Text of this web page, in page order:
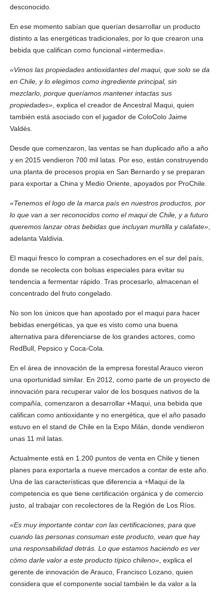
desconocido.
En ese momento sabían que querían desarrollar un producto
distinto a las energéticas tradicionales, por lo que crearon una
bebida que califican como funcional «intermedia».
«Vimos las propiedades antioxidantes del maqui, que solo se da
en Chile, y lo elegimos como ingrediente principal, sin
mezclarlo, porque queríamos mantener intactas sus
propiedades» , explica el creador de Ancestral Maqui, quien
también está asociado con el jugador de ColoColo Jaime
Valdés.
Desde que comenzaron, las ventas se han duplicado año a año
y en 2015 vendieron 700 mil latas. Por eso, están construyendo
una planta de procesos propia en San Bernardo y se preparan
para exportar a China y Medio Oriente, apoyados por ProChile.
«Tenemos el logo de la marca país en nuestros productos, por
lo que van a ser reconocidos como el maqui de Chile, y a futuro
queremos lanzar otras bebidas que incluyan murtilla y calafate»
adelanta Valdivia.
El maqui fresco lo compran a cosechadores en el sur del país,
donde se recolecta con bolsas especiales para evitar su
tendencia a fermentar rápido. Tras procesarlo, almacenan el
concentrado del fruto congelado.
No son los únicos que han apostado por el maqui para hacer
bebidas energéticas, ya que es visto como una buena
alternativa para diferenciarse de los grandes actores, como
RedBull, Pepsico y Coca-Cola.
En el área de innovación de la empresa forestal Arauco vieron
una oportunidad similar. En 2012, como parte de un proyecto de
innovación para recuperar valor de los bosques nativos de la
compañía, comenzaron a desarrollar +Maqui, una bebida que
califican como antioxidante y no energética, que el año pasado
estuvo en el stand de Chile en la Expo Milán, donde vendieron
unas 11 mil latas.
Actualmente está en 1.200 puntos de venta en Chile y tienen
planes para exportarla a nueve mercados a contar de este año.
Una de las características que diferencia a +Maqui de la
competencia es que tiene certificación orgánica y de comercio
justo, al trabajar con recolectores de la Región de Los Ríos.
«Es muy importante contar con las certificaciones, para que
cuando las personas consuman este producto, vean que hay
una responsabilidad detrás. Lo que estamos haciendo es ver
cómo darle valor a este producto típico chileno» , explica el
gerente de innovación de Arauco, Francisco Lozano, quien
considera que el componente social también le da valor a la